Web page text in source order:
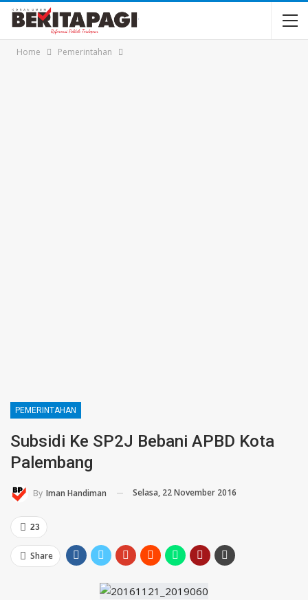
Home Pemerintahan
PEMERINTAHAN
Subsidi Ke SP2J Bebani APBD Kota
Palembang
By Iman Handiman Selasa, 22 November 2016
23
Share